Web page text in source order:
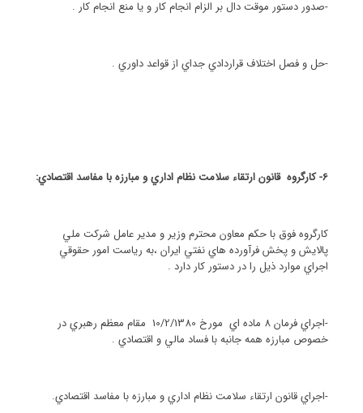
-صدور دستور موقت دال بر الزام انجام كار و يا منع انجام كار .
-حل و فصل اختلاف قراردادي جداي از قواعد داوري .
6- كارگروه قانون ارتقاء سلامت نظام اداري و مبارزه با مفاسد اقتصادي:
كارگروه فوق با حكم معاون محترم وزير و مدير عامل شركت ملي
پالايش و پخش فرآورده هاي نفتي ايران ،به رياست امور حقوقي
اجراي موارد ذيل را در دستور كار دارد .
-اجراي فرمان 8 ماده اي مورخ 10/2/1380 مقام معظم رهبري در
خصوص مبارزه همه جانبه با فساد مالي و اقتصادي .
-اجراي قانون ارتقاء سلامت نظام اداري و مبارزه با مفاسد اقتصادي.